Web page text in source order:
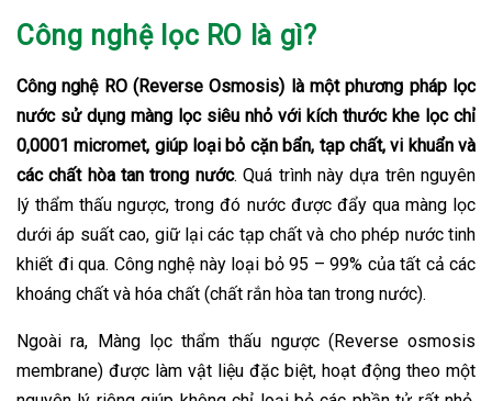
Công nghệ lọc RO là gì?
Công nghệ RO (Reverse Osmosis) là một phương pháp lọc
nước sử dụng màng lọc siêu nhỏ với kích thước khe lọc chỉ
0,0001 micromet, giúp loại bỏ cặn bẩn, tạp chất, vi khuẩn và
các chất hòa tan trong nước. Quá trình này dựa trên nguyên
lý thẩm thấu ngược, trong đó nước được đẩy qua màng lọc
dưới áp suất cao, giữ lại các tạp chất và cho phép nước tinh
khiết đi qua. Công nghệ này loại bỏ 95 – 99% của tất cả các
khoáng chất và hóa chất (chất rắn hòa tan trong nước).
Ngoài ra, Màng lọc thẩm thấu ngược (Reverse osmosis
membrane) được làm vật liệu đặc biệt, hoạt động theo một